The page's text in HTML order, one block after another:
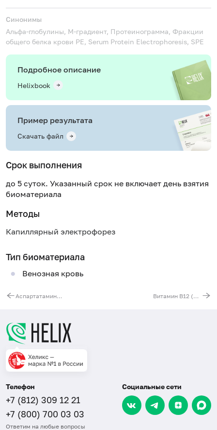
Синонимы
Альфа-глобулины, М-градиент, Протеинограмма, Фракции
общего белка крови PE, Serum Protein Electrophoresis, SPE
Подробное описание
Helixbook
Пример результата
Скачать файл
Срок выполнения
до 5 суток. Указанный срок не включает день взятия
биоматериала
Методы
Капиллярный электрофорез
Тип биоматериала
Венозная кровь
Аспартатаминотрансфераза (АСТ) Витамин B12 (цианокобаламин)
Телефон
+7 (812) 309 12 21
+7 (800) 700 03 03
Ответим на любые вопросы
Социальные сети